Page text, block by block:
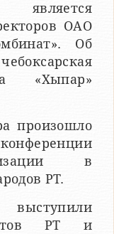
ОАО
Об
«Хыпар»
произошло
в
РТ.
РТ и